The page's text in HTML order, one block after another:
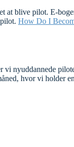
at blive pilot. E-
How Do I
nyuddannede
hvor vi holder